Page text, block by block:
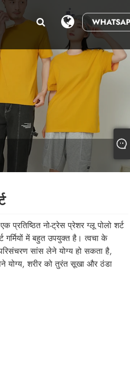
प्रतिष्ठित नो-ट्रेस प्रेशर ग्लू पोलो शर्ट
गर्मियों में बहुत उपयुक्त है। त्वचा के
सांस लेने योग्य हो सकता है,
योग्य, शरीर को तुरंत सूखा और ठंडा